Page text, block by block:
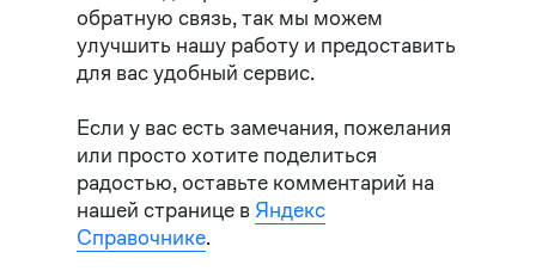
обратную связь, так мы можем
улучшить нашу работу и предоставить
для вас удобный сервис.
Если у вас есть замечания, пожелания
или просто хотите поделиться
радостью, оставьте комментарий на
нашей странице в Яндекс
Справочнике.